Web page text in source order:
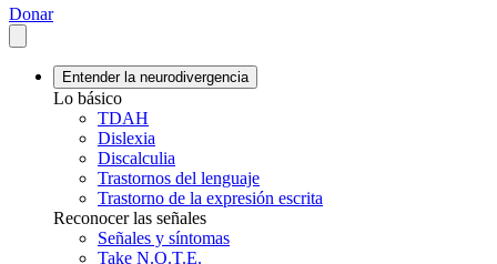
Donar
Entender la neurodivergencia
Lo básico
TDAH
Dislexia
Discalculia
Trastornos del lenguaje
Trastorno de la expresión escrita
Reconocer las señales
Señales y síntomas
Take N.O.T.E.